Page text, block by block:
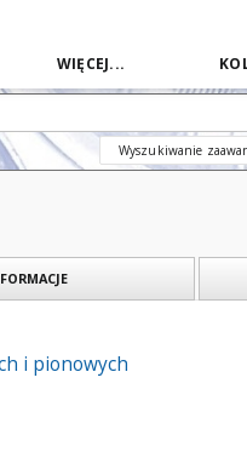
WIĘCEJ...
Wyszukiwanie
i pionowych